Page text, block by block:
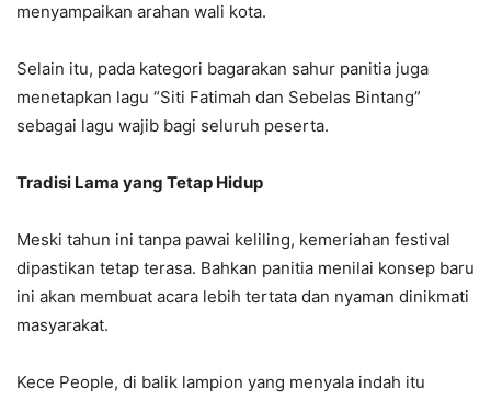
menyampaikan arahan wali kota.
Selain itu, pada kategori bagarakan sahur panitia juga
menetapkan lagu “Siti Fatimah dan Sebelas Bintang”
sebagai lagu wajib bagi seluruh peserta.
Tradisi Lama yang Tetap Hidup
Meski tahun ini tanpa pawai keliling, kemeriahan festival
dipastikan tetap terasa. Bahkan panitia menilai konsep baru
ini akan membuat acara lebih tertata dan nyaman dinikmati
masyarakat.
Kece People, di balik lampion yang menyala indah itu